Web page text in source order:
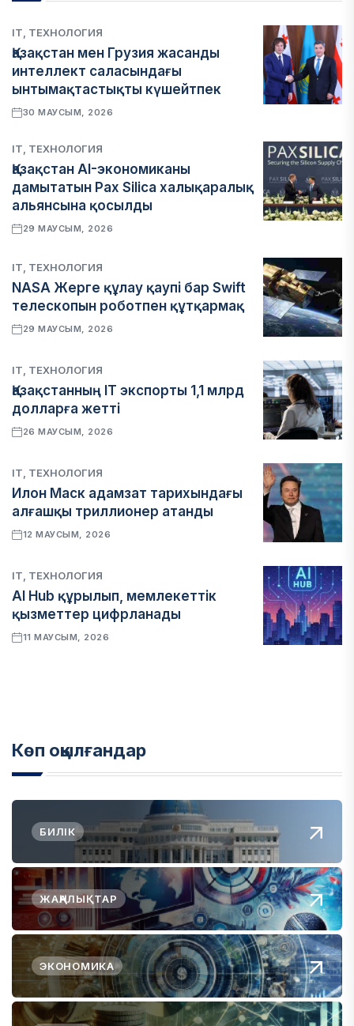
IT, ТЕХНОЛОГИЯ
Қазақстан мен Грузия жасанды
интеллект саласындағы
ынтымақтастықты күшейтпек
30 МАУСЫМ, 2026
IT, ТЕХНОЛОГИЯ
Қазақстан AI-экономиканы
дамытатын Pax Silica халықаралық
альянсына қосылды
29 МАУСЫМ, 2026
IT, ТЕХНОЛОГИЯ
NASA Жерге құлау қаупі бар Swift
телескопын роботпен құтқармақ
29 МАУСЫМ, 2026
IT, ТЕХНОЛОГИЯ
Қазақстанның IT экспорты 1,1 млрд
долларға жетті
26 МАУСЫМ, 2026
IT, ТЕХНОЛОГИЯ
Илон Маск адамзат тарихындағы
алғашқы триллионер атанды
12 МАУСЫМ, 2026
IT, ТЕХНОЛОГИЯ
AI Hub құрылып, мемлекеттік
қызметтер цифрланады
11 МАУСЫМ, 2026
Көп оқылғандар
БИЛІК
ЖАҢАЛЫҚТАР
ЭКОНОМИКА